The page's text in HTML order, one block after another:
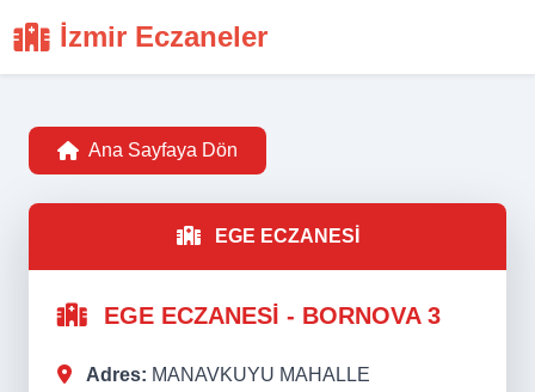
İzmir Eczaneler
Ana Sayfaya Dön
EGE ECZANESİ
EGE ECZANESİ - BORNOVA 3
Adres: MANAVKUYU MAHALLE